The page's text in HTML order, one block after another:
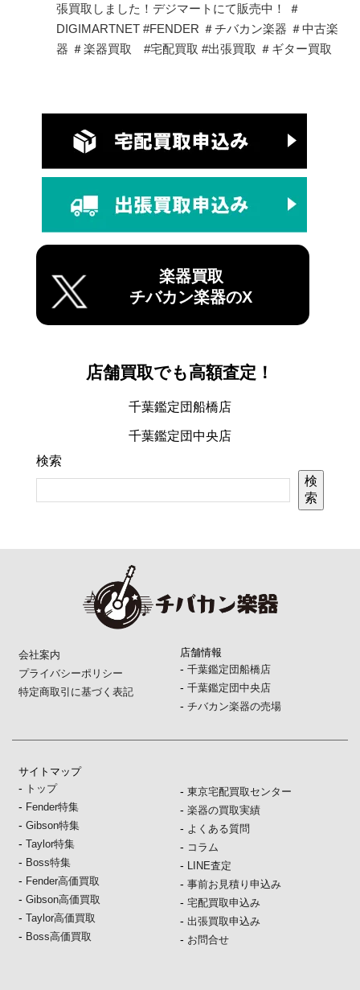
張買取しました！デジマートにて販売中！ ＃
DIGIMARTNET #FENDER ＃チバカン楽器 ＃中古楽
器 ＃楽器買取 #宅配買取 #出張買取 ＃ギター買取
楽器買取
チバカン楽器のX
店舗買取でも高額査定！
千葉鑑定団船橋店
千葉鑑定団中央店
検索
検
索
会社案内
プライバシーポリシー
特定商取引に基づく表記
店舗情報
- 千葉鑑定団船橋店
- 千葉鑑定団中央店
- チバカン楽器の売場
サイトマップ
- トップ
- Fender特集
-Gibson特集
-Taylor特集
- Boss特集
- Fender高価買取
-Gibson高価買取
-Taylor高価買取
- Boss高価買取
- 東京宅配買取センター
- 楽器の買取実績
- よくある質問
- コラム
- LINE査定
- 事前お見積り申込み
- 宅配買取申込み
- 出張買取申込み
- お問合せ